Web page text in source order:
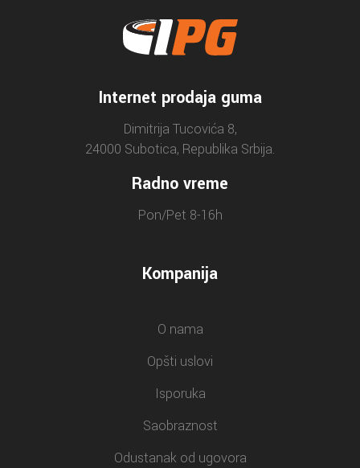
Internet prodaja guma
Dimitrija Tucovića 8,
24000 Subotica, Republika Srbija.
Radno vreme
Pon/Pet 8-16h
Kompanija
O nama
Opšti uslovi
Isporuka
Saobraznost
Odustanak od ugovora